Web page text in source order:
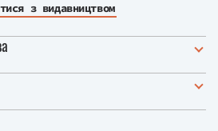
з видавництвом